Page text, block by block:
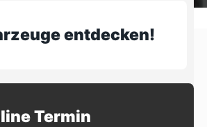
entdecken!
Termin